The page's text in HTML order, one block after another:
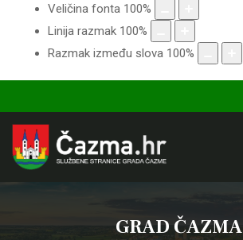
Veličina fonta 100%
Linija razmak 100%
Razmak između slova 100%
GRAD ČAZMA